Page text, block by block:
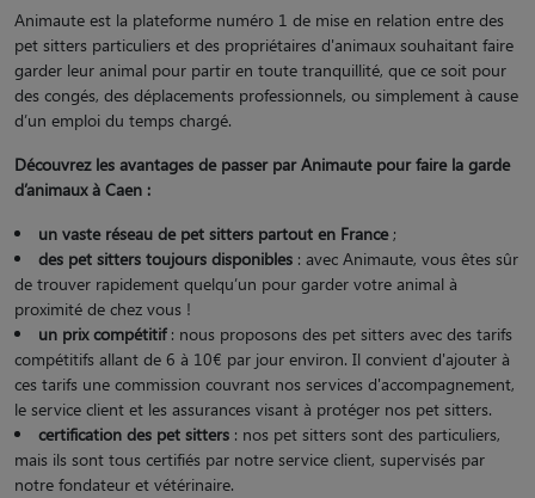
Animaute est la plateforme numéro 1 de mise en relation entre des
pet sitters particuliers et des propriétaires d'animaux souhaitant faire
garder leur animal pour partir en toute tranquillité, que ce soit pour
des congés, des déplacements professionnels, ou simplement à cause
d’un emploi du temps chargé.
Découvrez les avantages de passer par Animaute pour faire la garde
d’animaux à Caen :
un vaste réseau de pet sitters partout en France;
des pet sitters toujours disponibles : avec Animaute, vous êtes sûr
de trouver rapidement quelqu’un pour garder votre animal à
proximité de chez vous !
un prix compétitif: nous proposons des pet sitters avec des tarifs
compétitifs allant de 6 à 10€ par jour environ. Il convient d'ajouter à
ces tarifs une commission couvrant nos services d'accompagnement,
le service client et les assurances visant à protéger nos pet sitters.
certification des pet sitters : nos pet sitters sont des particuliers,
mais ils sont tous certifiés par notre service client, supervisés par
notre fondateur et vétérinaire.